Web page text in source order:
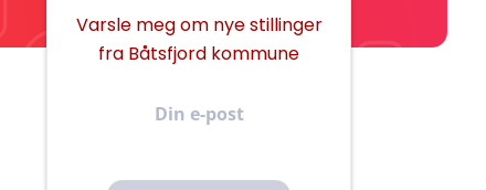
Varsle meg om nye stillinger
fra Båtsfjord kommune